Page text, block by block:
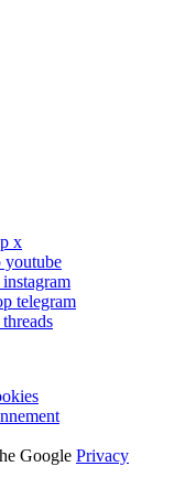
x
youtube
telegram
Google Privacy